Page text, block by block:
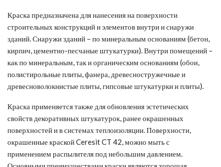
Краска предназначена для нанесения на поверхности
строительных конструкций и элементов внутри и снаружи
зданий. Снаружи зданий – по минеральным основаниям (бетон,
кирпич, цементно-песчаные штукатурки). Внутри помещений –
как по минеральным, так и органическим основаниям (обои,
полистирольные плиты, фанера, древесностружечные и
древесноволокнистые плиты, гипсовые штукатурки и плиты).
Краска применяется также для обновления эстетических
свойств декоративных штукатурок, ранее окрашенных
поверхностей и в системах теплоизоляции. Поверхности,
окрашенные краской Ceresit CT 42, можно мыть с
применением распылителя под небольшим давлением.